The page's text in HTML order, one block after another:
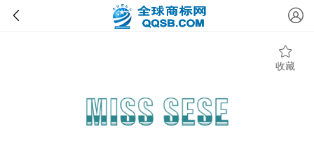
收藏